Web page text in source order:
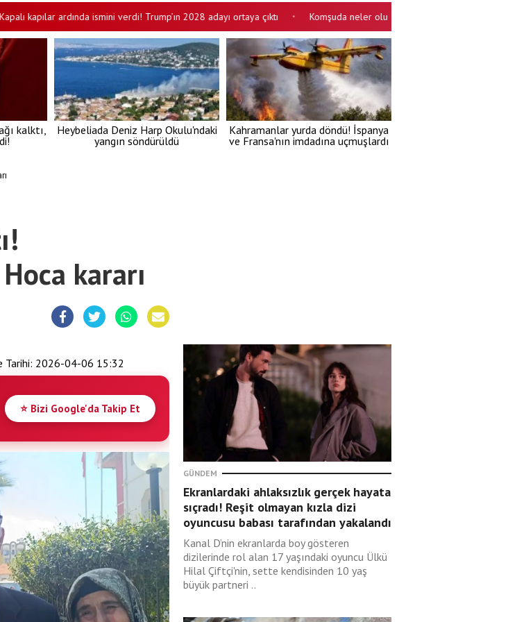
ardında ismini verdi! Trump’ın 2028 adayı ortaya çıktı • Komşuda neler oluyor? Çatışma çıktı, ölüler var
kalktı,
Heybeliada Deniz Harp Okulu'ndaki
yangın söndürüldü
Kahramanlar yurda döndü! İspanya
ve Fransa'nın imdadına uçmuşlardı
kararı
Tarihi: 2026-04-06 15:32
⭐ Bizi Google'da Takip Et
GÜNDEM
Ekranlardaki ahlaksızlık gerçek hayata
sıçradı! Reşit olmayan kızla dizi
oyuncusu babası tarafından yakalandı
Kanal D’nin ekranlarda boy gösteren
dizilerinde rol alan 17 yaşındaki oyuncu Ülkü
Hilal Çiftçi'nin, sette kendisinden 10 yaş
büyük partneri ..